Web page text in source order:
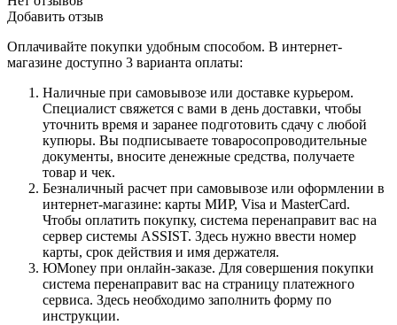
Добавить отзыв
Оплачивайте покупки удобным способом. В интернет-
магазине доступно 3 варианта оплаты:
Наличные при самовывозе или доставке курьером.
Специалист свяжется с вами в день доставки, чтобы
уточнить время и заранее подготовить сдачу с любой
купюры. Вы подписываете товаросопроводительные
документы, вносите денежные средства, получаете
товар и чек.
Безналичный расчет при самовывозе или оформлении в
интернет-магазине: карты МИР, Visa и MasterCard.
Чтобы оплатить покупку, система перенаправит вас на
сервер системы ASSIST. Здесь нужно ввести номер
карты, срок действия и имя держателя.
ЮMoney при онлайн-заказе. Для совершения покупки
система перенаправит вас на страницу платежного
сервиса. Здесь необходимо заполнить форму по
инструкции.